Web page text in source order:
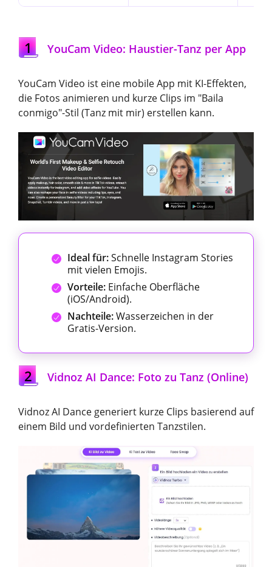
1 YouCam Video: Haustier-Tanz per App
YouCam Video ist eine mobile App mit KI-Effekten,
die Fotos animieren und kurze Clips im "Baila
conmigo"-Stil (Tanz mit mir) erstellen kann.
Ideal für:Schnelle Instagram Stories
mit vielen Emojis.
Vorteile: Einfache Oberfläche
(iOS/Android).
Nachteile:Wasserzeichen in der
Gratis-Version.
2 Vidnoz AI Dance: Foto zu Tanz (Online)
Vidnoz AI Dance generiert kurze Clips basierend auf
einem Bild und vordefinierten Tanzstilen.